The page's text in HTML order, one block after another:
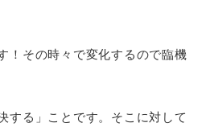
！その時々で変化するので臨機
する」ことです。そこに対して